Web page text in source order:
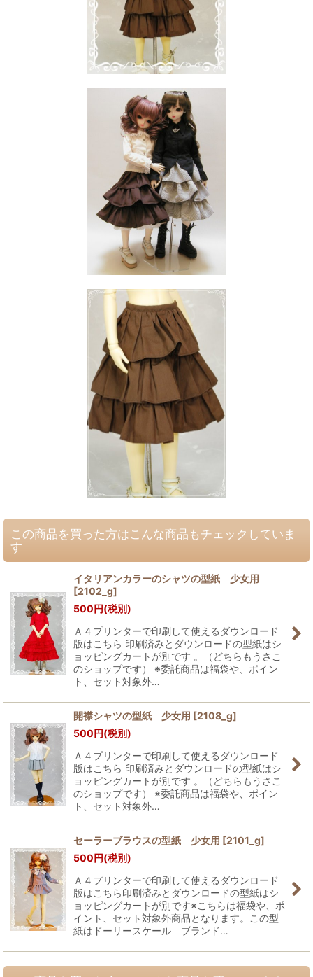
この商品を買った方はこんな商品もチェックしていま
す
イタリアンカラーのシャツの型紙 少女用
[2102_g]
500円(税別)
Ａ４プリンターで印刷して使えるダウンロード
版はこちら 印刷済みとダウンロードの型紙はシ
ョッピングカートが別です 。（どちらもうさこ
のショップです） ※委託商品は福袋や、ポイン
ト、セット対象外…
開襟シャツの型紙 少女用 [2108_g]
500円(税別)
Ａ４プリンターで印刷して使えるダウンロード
版はこちら 印刷済みとダウンロードの型紙はシ
ョッピングカートが別です 。（どちらもうさこ
のショップです） ※委託商品は福袋や、ポイン
ト、セット対象外…
セーラーブラウスの型紙 少女用 [2101_g]
500円(税別)
Ａ４プリンターで印刷して使えるダウンロード
版はこちら印刷済みとダウンロードの型紙はシ
ョッピングカートが別です※こちらは福袋や、ポ
イント、セット対象外商品となります。この型
紙はドーリースケール ブランド…